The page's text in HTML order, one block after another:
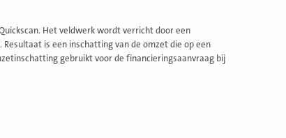
Het veldwerk wordt verricht door een
is een inschatting van de omzet die op een
gebruikt voor de financieringsaanvraag bij